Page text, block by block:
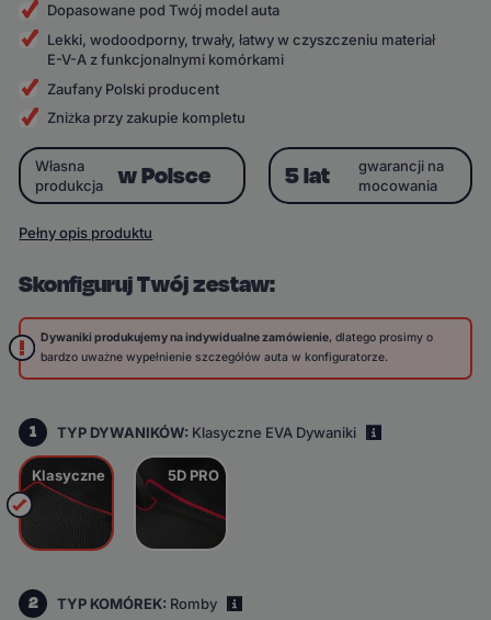
Dopasowane pod Twój model auta
Lekki, wodoodporny, trwały, łatwy w czyszczeniu materiał
E-V-A z funkcjonalnymi komórkami
Zaufany Polski producent
Zniżka przy zakupie kompletu
Skonfiguruj Twój zestaw:
Dywaniki produkujemy na indywidualne zamówienie, dlatego prosimy o
bardzo uważne wypełnienie szczegółów auta w konfiguratorze.
1 TYP DYWANIKÓW: Klasyczne EVA Dywaniki
Klasyczne 5D PRO
2 TYP KOMÓREK: Romby
Własna
produkcja
w Polsce 5 lat
gwarancji na
mocowania
Pełny opis produktu